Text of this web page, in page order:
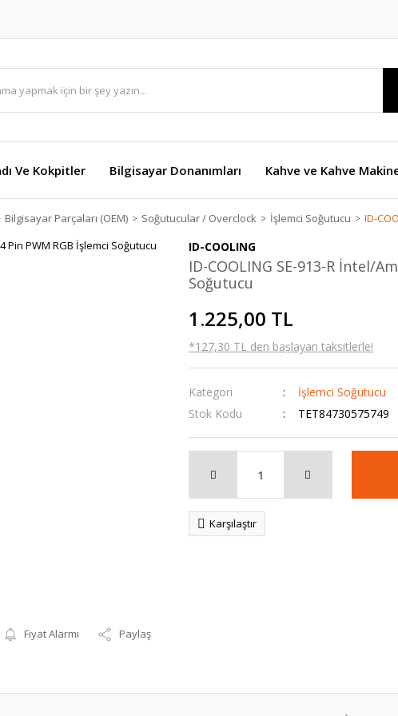
Ve Kokpitler Bilgisayar Donanımları Kahve ve Kahve
Bilgisayar Parçaları (OEM) Soğutucular / Overclock İşlemci Soğutucu ID-
Fiyat Alarmı Paylaş
ID-COOLING
ID-COOLING SE-913-R İntel/
Soğutucu
1.225,00 TL
*127,30 TL den başlayan taksitlerle!
Kategori
İşlemci Soğutucu
Stok Kodu
TET84730575749
Karşılaştır